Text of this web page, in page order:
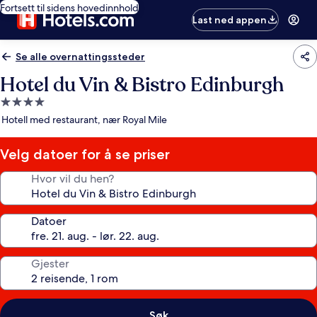
Fortsett til sidens hovedinnhold
Last ned appen
Se alle overnattingssteder
Hotel du Vin & Bistro Edinburgh
Overnattingssted
med
stjerner
Hotell med restaurant, nær Royal Mile
Velg datoer for å se priser
Hvor vil du hen?
Datoer
Gjester